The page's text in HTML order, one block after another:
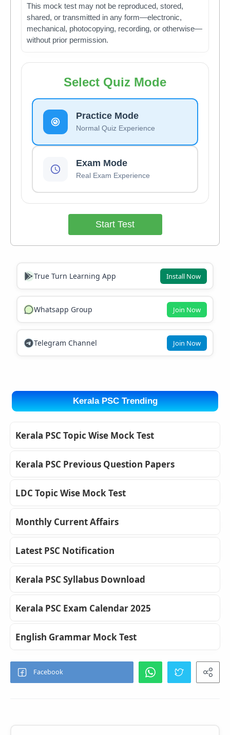
This mock test may not be reproduced, stored,
shared, or transmitted in any form—electronic,
mechanical, photocopying, recording, or otherwise—
without prior permission.
Select Quiz Mode
Practice Mode
Normal Quiz Experience
Exam Mode
Real Exam Experience
Start Test
True Turn Learning App Install Now
Whatsapp Group Join Now
Telegram Channel Join Now
Kerala PSC Trending
Kerala PSC Topic Wise Mock Test
Kerala PSC Previous Question Papers
LDC Topic Wise Mock Test
Monthly Current Affairs
Latest PSC Notification
Kerala PSC Syllabus Download
Kerala PSC Exam Calendar 2025
English Grammar Mock Test